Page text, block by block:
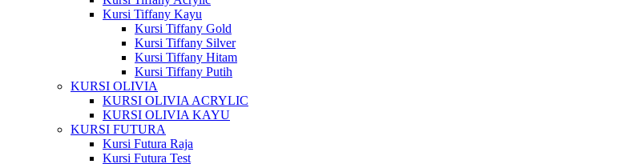
Kursi Tiffany Kayu
Kursi Tiffany Gold
Kursi Tiffany Silver
Kursi Tiffany Hitam
Kursi Tiffany Putih
KURSI OLIVIA
KURSI OLIVIA ACRYLIC
KURSI OLIVIA KAYU
KURSI FUTURA
Kursi Futura Raja
Kursi Futura Test